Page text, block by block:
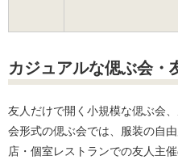
カジュアルな偲ぶ会・
友人だけで開く小規模な偲ぶ会
会形式の偲ぶ会では、服装の自
店・個室レストランでの友人主